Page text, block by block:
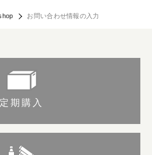
お問い合わせ情報の入力
定期購入